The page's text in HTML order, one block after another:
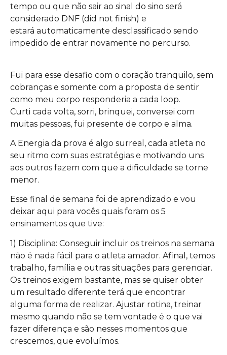
tempo ou que não sair ao sinal do sino será
considerado DNF (did not finish) e
estará automaticamente desclassificado sendo
impedido de entrar novamente no percurso.
Fui para esse desafio com o coração tranquilo, sem
cobranças e somente com a proposta de sentir
como meu corpo responderia a cada loop.
Curti cada volta, sorri, brinquei, conversei com
muitas pessoas, fui presente de corpo e alma.
A Energia da prova é algo surreal, cada atleta no
seu ritmo com suas estratégias e motivando uns
aos outros fazem com que a dificuldade se torne
menor.
Esse final de semana foi de aprendizado e vou
deixar aqui para vocês quais foram os 5
ensinamentos que tive:
1) Disciplina: Conseguir incluir os treinos na semana
não é nada fácil para o atleta amador. Afinal, temos
trabalho, família e outras situações para gerenciar.
Os treinos exigem bastante, mas se quiser obter
um resultado diferente terá que encontrar
alguma forma de realizar. Ajustar rotina, treinar
mesmo quando não se tem vontade é o que vai
fazer diferença e são nesses momentos que
crescemos, que evoluímos.